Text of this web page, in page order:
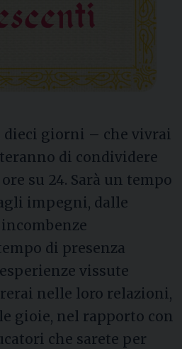
dieci giorni – che vivrai
di condividere
su 24. Sarà un tempo
impegni, dalle
di presenza
vissute
nelle loro relazioni,
gioie, nel rapporto con
che sarete per